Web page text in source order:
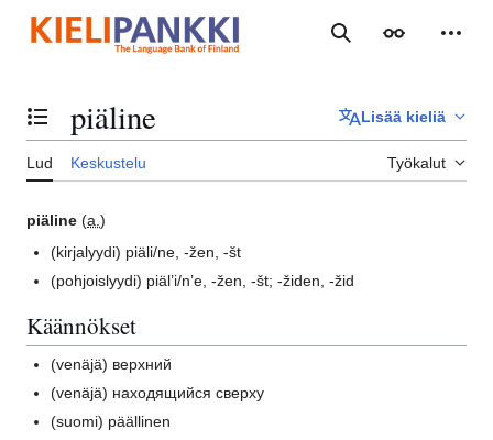
sisältöön
Haku Ulkoasu
Vaihda sisällysluettelo
piäline Lisää kieliä
Lud Keskustelu Työkalut
piäline (a. )
(kirjalyydi) piäli/ne, -žen, -št
(pohjoislyydi) piäl’i/n’e, -žen, -št; -židen, -žid
Käännökset
(venäjä) верхний
(venäjä) находящийся сверху
(suomi) päällinen